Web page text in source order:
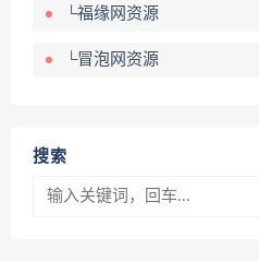
└福缘网资源
└冒泡网资源
搜索